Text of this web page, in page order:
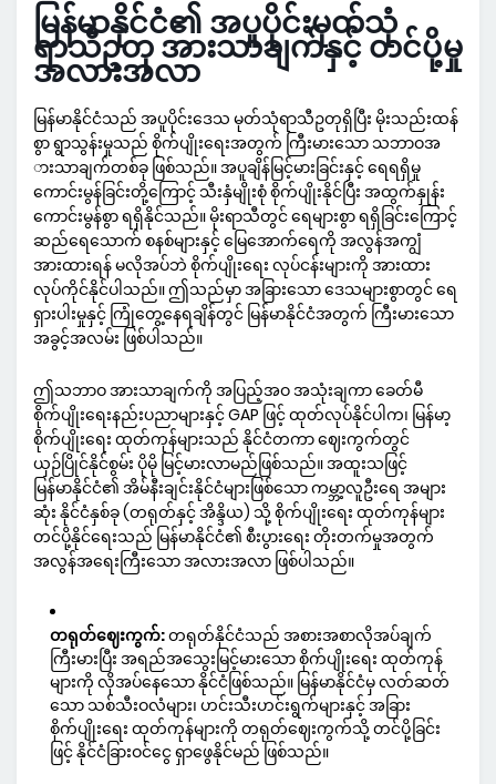
မြန်မာနိုင်ငံ၏ အပူပိုင်းမုတ်သုံ
ရာသီဥတု အားသာချက်နှင့် တင်ပို့မှု
အလားအလာ
မြန်မာနိုင်ငံသည် အပူပိုင်းဒေသ မုတ်သုံရာသီဥတုရှိပြီး မိုးသည်းထန်
စွာ ရွာသွန်းမှုသည် စိုက်ပျိုးရေးအတွက် ကြီးမားသော သဘာဝအ
ားသာချက်တစ်ခု ဖြစ်သည်။ အပူချိန်မြင့်မားခြင်းနှင့် ရေရရှိမှု
ကောင်းမွန်ခြင်းတို့ကြောင့် သီးနှံမျိုးစုံ စိုက်ပျိုးနိုင်ပြီး အထွက်နှုန်း
ကောင်းမွန်စွာ ရရှိနိုင်သည်။ မိုးရာသီတွင် ရေများစွာ ရရှိခြင်းကြောင့်
ဆည်ရေသောက် စနစ်များနှင့် မြေအောက်ရေကို အလွန်အကျွံ
အားထားရန် မလိုအပ်ဘဲ စိုက်ပျိုးရေး လုပ်ငန်းများကို အားထား
လုပ်ကိုင်နိုင်ပါသည်။ ဤသည်မှာ အခြားသော ဒေသများစွာတွင် ရေ
ရှားပါးမှုနှင့် ကြုံတွေ့နေရချိန်တွင် မြန်မာနိုင်ငံအတွက် ကြီးမားသော
အခွင့်အလမ်း ဖြစ်ပါသည်။
ဤသဘာဝ အားသာချက်ကို အပြည့်အဝ အသုံးချကာ ခေတ်မီ
စိုက်ပျိုးရေးနည်းပညာများနှင့် GAP ဖြင့် ထုတ်လုပ်နိုင်ပါက၊ မြန်မာ့
စိုက်ပျိုးရေး ထုတ်ကုန်များသည် နိုင်ငံတကာ ဈေးကွက်တွင်
ယှဉ်ပြိုင်နိုင်စွမ်း ပိုမို မြင့်မားလာမည်ဖြစ်သည်။ အထူးသဖြင့်
မြန်မာနိုင်ငံ၏ အိမ်နီးချင်းနိုင်ငံများဖြစ်သော ကမ္ဘာ့လူဦးရေ အများ
ဆုံး နိုင်ငံနှစ်ခု (တရုတ်နှင့် အိန္ဒိယ) သို့ စိုက်ပျိုးရေး ထုတ်ကုန်များ
တင်ပို့နိုင်ရေးသည် မြန်မာနိုင်ငံ၏ စီးပွားရေး တိုးတက်မှုအတွက်
အလွန်အရေးကြီးသော အလားအလာ ဖြစ်ပါသည်။
တရုတ်ဈေးကွက်:တရုတ်နိုင်ငံသည် အစားအစာလိုအပ်ချက်
ကြီးမားပြီး အရည်အသွေးမြင့်မားသော စိုက်ပျိုးရေး ထုတ်ကုန်
များကို လိုအပ်နေသော နိုင်ငံဖြစ်သည်။ မြန်မာနိုင်ငံမှ လတ်ဆတ်
သော သစ်သီးဝလံများ၊ ဟင်းသီးဟင်းရွက်များနှင့် အခြား
စိုက်ပျိုးရေး ထုတ်ကုန်များကို တရုတ်ဈေးကွက်သို့ တင်ပို့ခြင်း
ဖြင့် နိုင်ငံခြားဝင်ငွေ ရှာဖွေနိုင်မည် ဖြစ်သည်။